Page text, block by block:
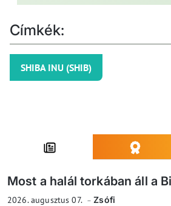
Címkék:
SHIBA INU (SHIB)
Most a halál torkában áll a
2026. augusztus 07. Zsófi